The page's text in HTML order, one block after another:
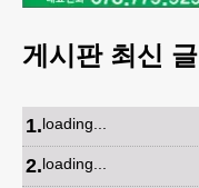
게시판 최신 글
1.loading...
2.loading...